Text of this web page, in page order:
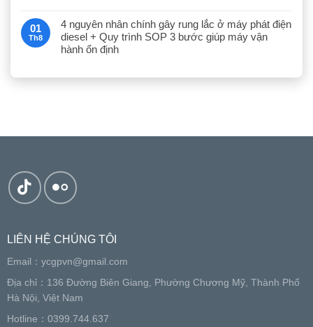
01
Th8
4 nguyên nhân chính gây rung lắc ở máy phát điện
diesel + Quy trình SOP 3 bước giúp máy vận
hành ổn định
LIÊN HỆ CHÚNG TÔI
Email： ycgpvn@gmail.com
Địa chỉ：136 Đường Biên Giang, Phường Chương Mỹ, Thành Phố
Hà Nội, Việt Nam
Hotline：0399.744.637